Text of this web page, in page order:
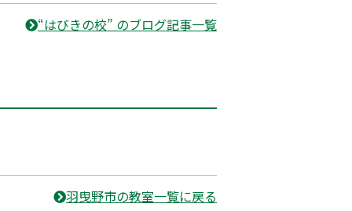
“はびきの校” のブログ記事一覧
羽曳野市の教室一覧に戻る